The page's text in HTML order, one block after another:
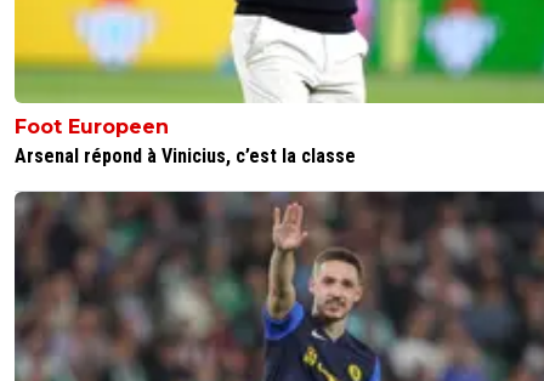
Foot Europeen
Arsenal répond à Vinicius, c’est la classe